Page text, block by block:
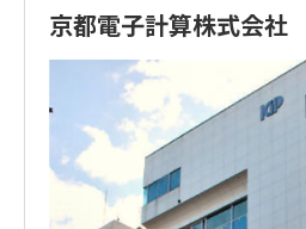
京都電子計算株式会社